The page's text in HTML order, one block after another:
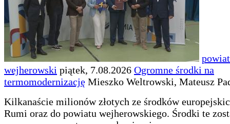
powiat
wejherowski piątek, 7.08.2026 Ogromne środki na
termomodernizację Mieszko Weltrowski, Mateusz
Kilkanaście milionów złotych ze środków
Rumi oraz do powiatu wejherowskiego. Środki te